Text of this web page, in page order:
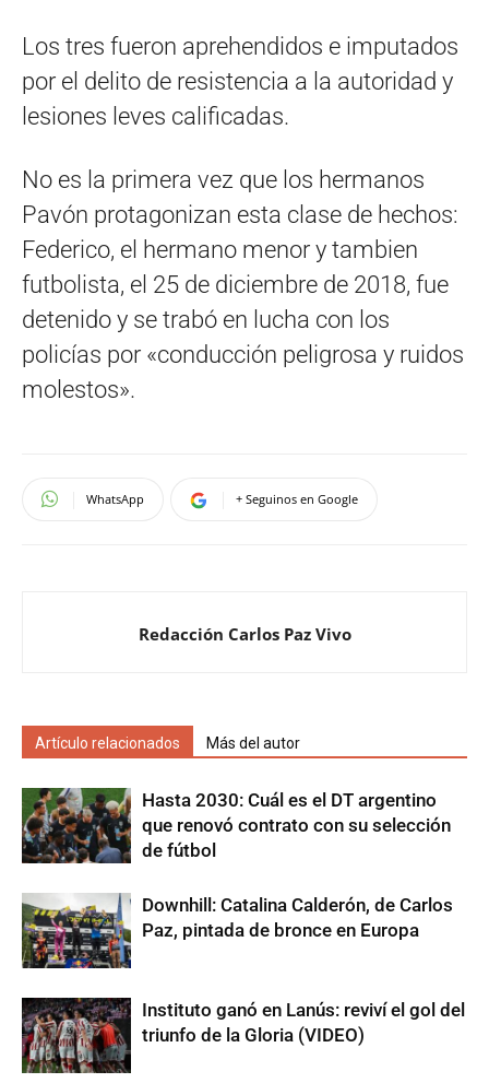
Los tres fueron aprehendidos e imputados
por el delito de resistencia a la autoridad y
lesiones leves calificadas.
No es la primera vez que los hermanos
Pavón protagonizan esta clase de hechos:
Federico, el hermano menor y tambien
futbolista, el 25 de diciembre de 2018, fue
detenido y se trabó en lucha con los
policías por «conducción peligrosa y ruidos
molestos».
WhatsApp + Seguinos en Google
Redacción Carlos Paz Vivo
Artículo relacionados Más del autor
Hasta 2030: Cuál es el DT argentino
que renovó contrato con su selección
de fútbol
Downhill: Catalina Calderón, de Carlos
Paz, pintada de bronce en Europa
Instituto ganó en Lanús: reviví el gol del
triunfo de la Gloria (VIDEO)